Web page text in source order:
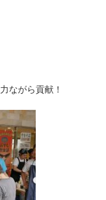
ながら貢献！